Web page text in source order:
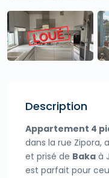
Description
Appartement 4
dans la rue
et prisé de Baka à
est parfait pour